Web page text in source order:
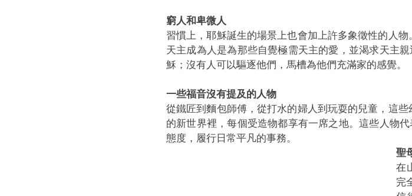
窮人和卑微人
習慣上，耶穌誕生的場景上也會加上許多象徵性的人物
天主成為人是為那些自覺極需天主的愛，並渴求天主
穌；沒有人可以驅逐他們，馬槽為他們充滿家的感覺。
一些福音沒有提及的人物
從鐵匠到麵包師傅，從打水的婦人到玩耍的兒童，這
的新世界裡，每個受造物都享有一席之地。這些人物
態度，履行日常平凡的事務。
聖
在
完